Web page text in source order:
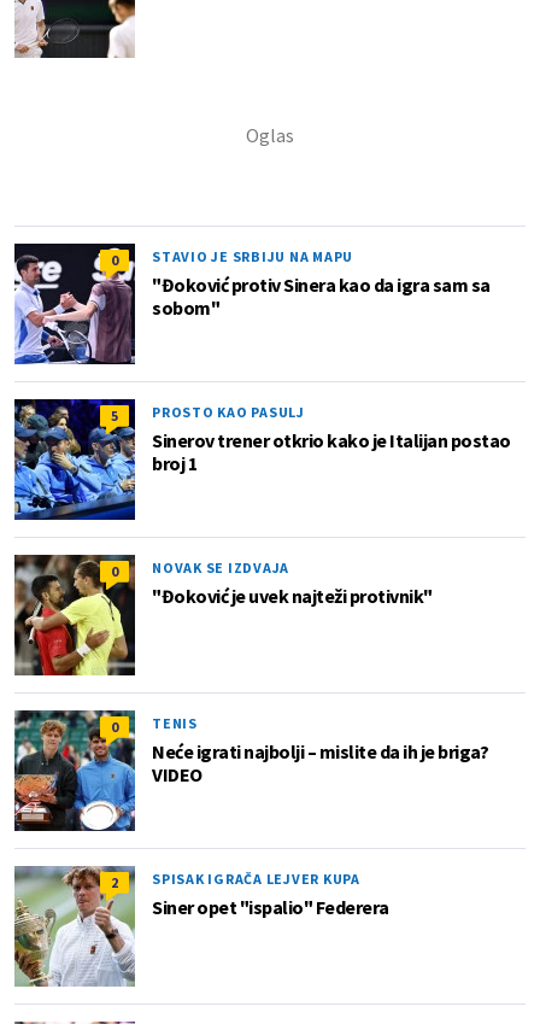
0 STAVIO JE SRBIJU NA MAPU
"Đoković protiv Sinera kao da igra sam sa
sobom"
5 PROSTO KAO PASULJ
Sinerov trener otkrio kako je Italijan postao
broj 1
0 NOVAK SE IZDVAJA
"Đoković je uvek najteži protivnik"
0 TENIS
Neće igrati najbolji – mislite da ih je briga?
VIDEO
2 SPISAK IGRAČA LEJVER KUPA
Siner opet "ispalio" Federera